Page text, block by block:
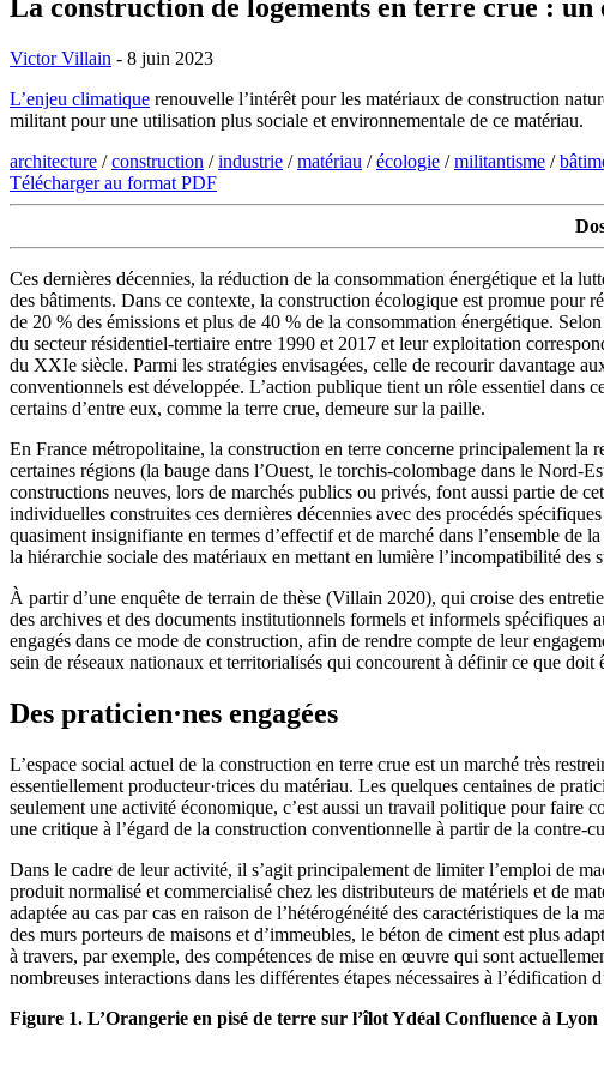
La construction de logements en terre crue : un
Victor Villain - 8 juin 2023
L’enjeu climatique renouvelle l’intérêt pour les matériaux de construction
militant pour une utilisation plus sociale et environnementale de ce matériau.
architecture /construction /industrie /matériau /écologie /militantisme /
Télécharger au format PDF
Ces dernières décennies, la réduction de la consommation énergétique et la
des bâtiments. Dans ce contexte, la construction écologique est promue pour
de 20 % des émissions et plus de 40 % de la consommation énergétique.
du secteur résidentiel-tertiaire entre 1990 et 2017 et leur exploitation
du XXIe siècle. Parmi les stratégies envisagées, celle de recourir davantage
conventionnels est développée. L’action publique tient un rôle essentiel dans
certains d’entre eux, comme la terre crue, demeure sur la paille.
En France métropolitaine, la construction en terre concerne principalement la
certaines régions (la bauge dans l’Ouest, le torchis-colombage dans le Nord-
constructions neuves, lors de marchés publics ou privés, font aussi partie de
individuelles construites ces dernières décennies avec des procédés
quasiment insignifiante en termes d’effectif et de marché dans l’ensemble
la hiérarchie sociale des matériaux en mettant en lumière l’incompatibilité des
À partir d’une enquête de terrain de thèse (Villain 2020), qui croise des
des archives et des documents institutionnels formels et informels spécifiques
engagés dans ce mode de construction, afin de rendre compte de leur
sein de réseaux nationaux et territorialisés qui concourent à définir ce que
Des praticien·nes engagées
L’espace social actuel de la construction en terre crue est un marché très
essentiellement producteur·trices du matériau. Les quelques centaines de
seulement une activité économique, c’est aussi un travail politique pour faire
une critique à l’égard de la construction conventionnelle à partir de la contre-
Dans le cadre de leur activité, il s’agit principalement de limiter l’emploi de
produit normalisé et commercialisé chez les distributeurs de matériels et de
adaptée au cas par cas en raison de l’hétérogénéité des caractéristiques de
des murs porteurs de maisons et d’immeubles, le béton de ciment est plus
à travers, par exemple, des compétences de mise en œuvre qui sont
nombreuses interactions dans les différentes étapes nécessaires à
Figure 1. L’Orangerie en pisé de terre sur l’îlot Ydéal Confluence à Lyon